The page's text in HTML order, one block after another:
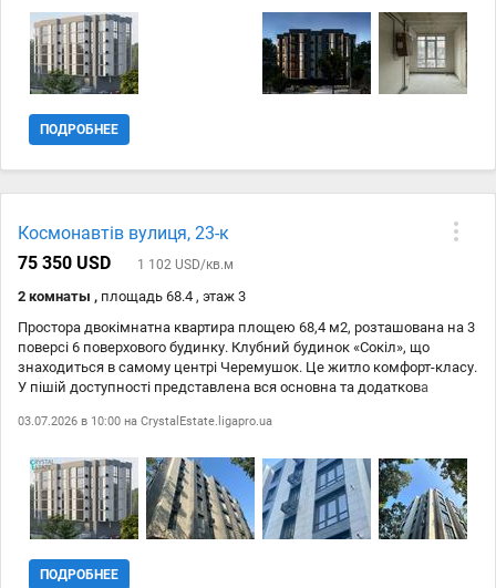
газобетон, а роль утеплювача грає мінеральна вата. Для створення
фасаду використовувалася якісна штукатурка, а для прикраси –
спеціальна плитка. Квартири вирізняються сучасними
плануваннями. Висота стель 3 метри, індивідуальне опалення в
мешканців та комерційними приміщеннями. Загалом у будинку 48
квартир. Будинок зданий та діє розстрочка на 2-3 роки з першим
ПОДРОБНЕЕ
Космонавтів вулиця, 23-к
75 350 USD
1 102 USD/кв.м
2 комнаты , площадь 68.4 , этаж 3
Простора двокімнатна квартира площею 68,4 м2, розташована на 3
поверсі 6 поверхового будинку. Клубний будинок «Сокіл», що
знаходиться в самому центрі Черемушок. Це житло комфорт-класу.
У пішій доступності представлена вся основна та додаткова
що забезпечує тишу та комфорт. Усього 6 поверхів. Монолітно-
Матеріалом стінок виступає газобетон, а роль утеплювача грає
мінеральна вата. Для створення фасаду використовувалася якісна
штукатурка, а для прикраси – спеціальна плитка. Квартири
вирізняються сучасними плануваннями. Висота стель 3 метри,
двері броньовані «Страж». Ліфт вантажно-пасажирський. Територія
03.07.2026 в 10:00 на CrystalEstate.ligapro.ua
ПОДРОБНЕЕ